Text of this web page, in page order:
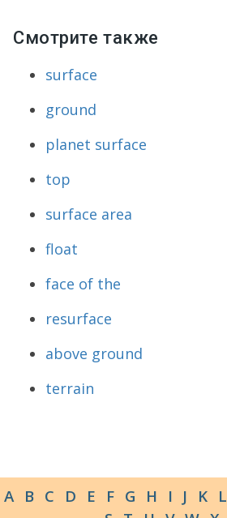
Смотрите также
surface
ground
planet surface
top
surface area
float
face of the
resurface
above ground
terrain
A B C D E F G H I J K L